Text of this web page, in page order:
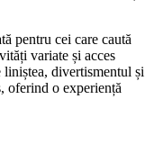
pentru cei care caută
variate și acces
divertismentul și
oferind o experiență